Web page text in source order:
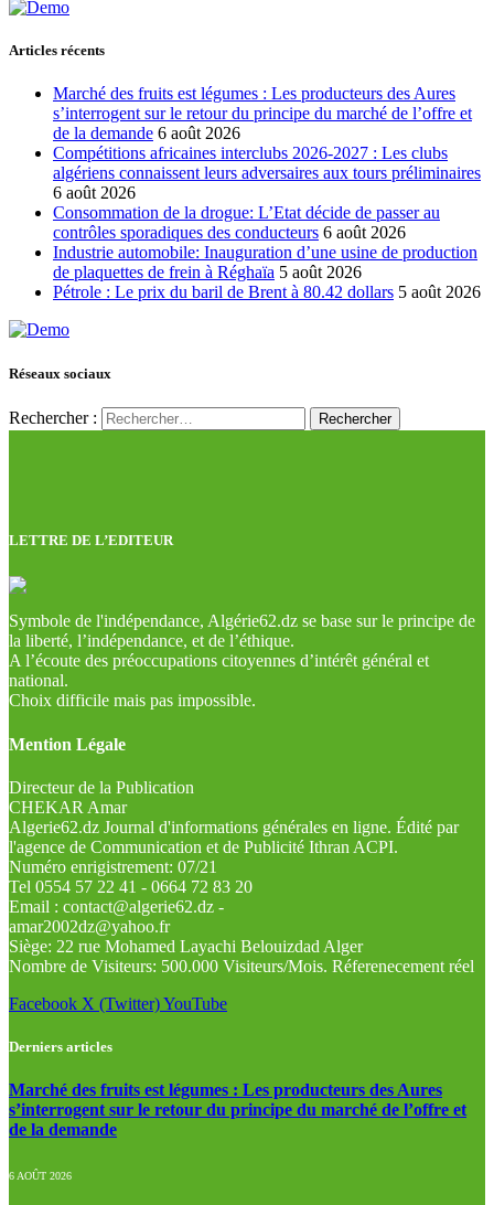
Articles récents
Marché des fruits est légumes : Les producteurs des Aures
s’interrogent sur le retour du principe du marché de l’offre et
de la demande 6 août 2026
Compétitions africaines interclubs 2026-2027 : Les clubs
algériens connaissent leurs adversaires aux tours préliminaires
6 août 2026
Consommation de la drogue: L’Etat décide de passer au
contrôles sporadiques des conducteurs 6 août 2026
Industrie automobile: Inauguration d’une usine de production
de plaquettes de frein à Réghaïa 5 août 2026
Pétrole : Le prix du baril de Brent à 80.42 dollars 5 août 2026
Réseaux sociaux
Rechercher :
LETTRE DE L’EDITEUR
Symbole de l'indépendance, Algérie62.dz se base sur le principe de
la liberté, l’indépendance, et de l’éthique.
A l’écoute des préoccupations citoyennes d’intérêt général et
national.
Choix difficile mais pas impossible.
Mention Légale
Directeur de la Publication
CHEKAR Amar
Algerie62.dz Journal d'informations générales en ligne. Édité par
l'agence de Communication et de Publicité Ithran ACPI.
Numéro enrigistrement: 07/21
Tel 0554 57 22 41 - 0664 72 83 20
Email : contact@algerie62.dz -
amar2002dz@yahoo.fr
Siège: 22 rue Mohamed Layachi Belouizdad Alger
Nombre de Visiteurs: 500.000 Visiteurs/Mois. Réferenecement réel
Facebook X (Twitter)YouTube
Derniers articles
Marché des fruits est légumes : Les producteurs des Aures
s’interrogent sur le retour du principe du marché de l’offre et
de la demande
6 AOÛT 2026